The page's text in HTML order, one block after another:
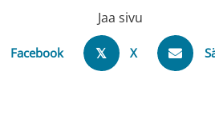
Jaa sivu
Facebook 𝕏 X